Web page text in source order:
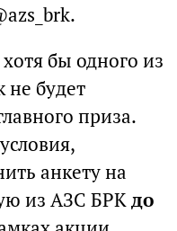
бы одного из
не будет
приза.
анкету на
из АЗС БРКдо